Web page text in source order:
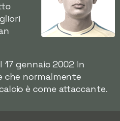
17 gennaio 2002 in
che normalmente
è come attaccante.